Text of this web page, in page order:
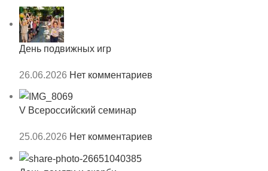
День подвижных игр
26.06.2026 Нет комментариев
V Всероссийский семинар
25.06.2026 Нет комментариев